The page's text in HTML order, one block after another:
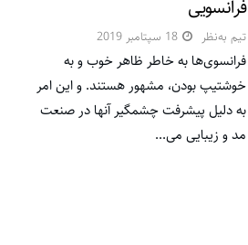
فرانسویی
تیم به‌نظر 18 سپتامبر 2019
فرانسوی‌ها به خاطر ظاهر خوب و به
خوشتیپ بودن، مشهور هستند. و این امر
به دلیل پیشرفت چشمگیر آنها در صنعت
مد و زیبایی می...